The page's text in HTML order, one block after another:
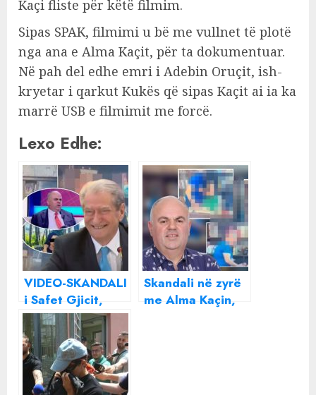
Kaçi fliste për këtë filmim.
Sipas SPAK, filmimi u bë me vullnet të plotë
nga ana e Alma Kaçit, për ta dokumentuar.
Në pah del edhe emri i Adebin Oruçit, ish-
kryetar i qarkut Kukës që sipas Kaçit ai ia ka
marrë USB e filmimit me forcë.
Lexo Edhe:
VIDEO-SKANDALI
i Safet Gjicit,
Berisha: Nuk
është faji im që…
Skandali në zyrë
me Alma Kaçin,